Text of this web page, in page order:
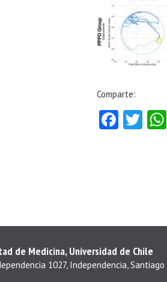
Comparte:
de Medicina, Universidad de Chile
1027, Independencia, Santiago